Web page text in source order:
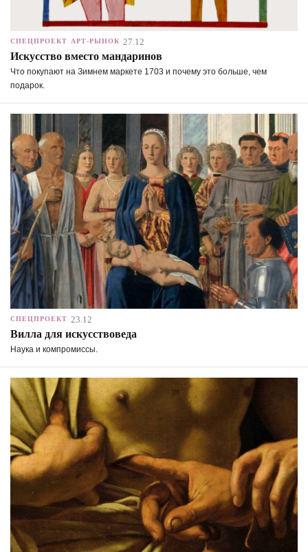
СПЕЦПРОЕКТ АРТ-РЫНОК 27.12
Искусство вместо мандаринов
Что покупают на Зимнем маркете 1703 и почему это больше, чем
подарок.
СПЕЦПРОЕКТ 23.12
Вилла для искусствоведа
Наука и компромиссы.